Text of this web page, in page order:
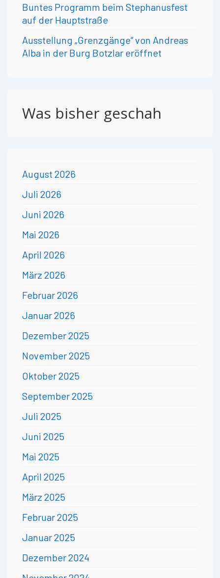
Buntes Programm beim Stephanusfest
auf der Hauptstraße
Ausstellung „Grenzgänge“ von Andreas
Alba in der Burg Botzlar eröffnet
Was bisher geschah
August 2026
Juli 2026
Juni 2026
Mai 2026
April 2026
März 2026
Februar 2026
Januar 2026
Dezember 2025
November 2025
Oktober 2025
September 2025
Juli 2025
Juni 2025
Mai 2025
April 2025
März 2025
Februar 2025
Januar 2025
Dezember 2024